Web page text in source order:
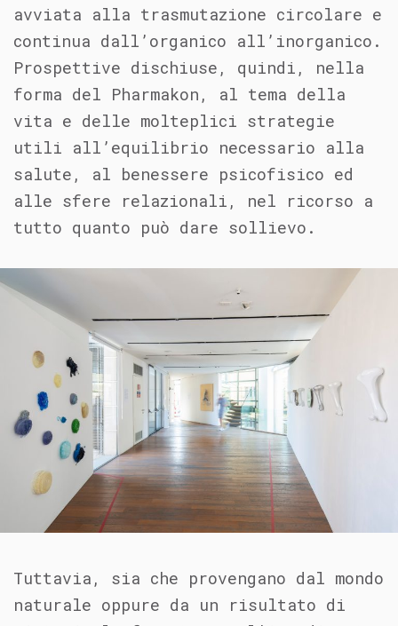
avviata alla trasmutazione circolare e
continua dall’organico all’inorganico.
Prospettive dischiuse, quindi, nella
forma del Pharmakon, al tema della
vita e delle molteplici strategie
utili all’equilibrio necessario alla
salute, al benessere psicofisico ed
alle sfere relazionali, nel ricorso a
tutto quanto può dare sollievo.
Tuttavia, sia che provengano dal mondo
naturale oppure da un risultato di